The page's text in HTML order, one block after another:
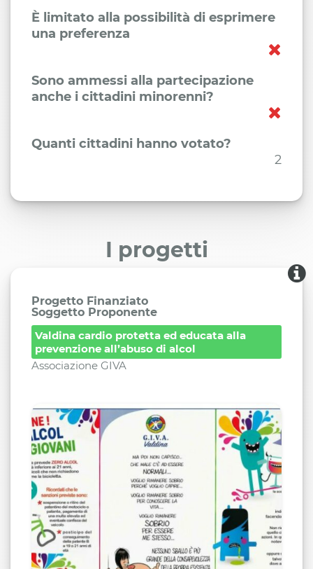
È limitato alla possibilità di esprimere
una preferenza
Sono ammessi alla partecipazione
anche i cittadini minorenni?
Quanti cittadini hanno votato?
2
I progetti
Progetto Finanziato
Soggetto Proponente
Valdina cardio protetta ed educata alla
prevenzione all’abuso di alcol
Associazione GIVA